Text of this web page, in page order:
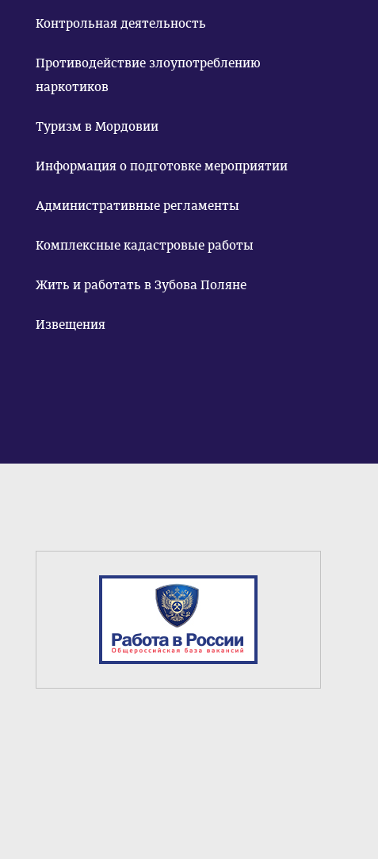
Контрольная деятельность
Противодействие злоупотреблению
наркотиков
Туризм в Мордовии
Информация о подготовке мероприятии
Административные регламенты
Комплексные кадастровые работы
Жить и работать в Зубова Поляне
Извещения